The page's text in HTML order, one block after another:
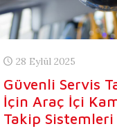
28 Eylül 2025
Güvenli Servis
İçin Araç İçi
Takip Sistemleri